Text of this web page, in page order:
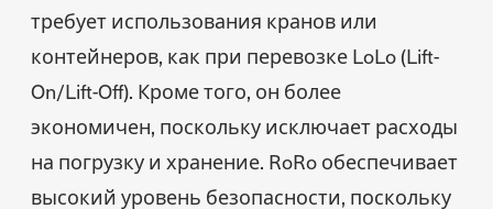
требует использования кранов или
контейнеров, как при перевозке LoLo (Lift-
On/Lift-Off). Кроме того, он более
экономичен, поскольку исключает расходы
на погрузку и хранение. RoRo обеспечивает
высокий уровень безопасности, поскольку